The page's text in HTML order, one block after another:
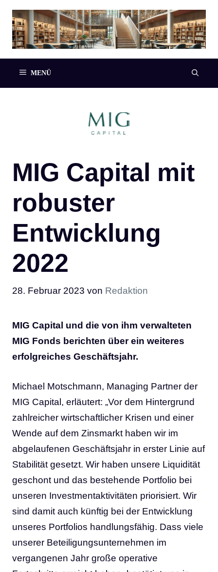
Inhalt
springen
MENÜ
MIG Capital mit
robuster
Entwicklung
2022
28. Februar 2023 von Redaktion
MIG Capital und die von ihm verwalteten
MIG Fonds berichten über ein weiteres
erfolgreiches Geschäftsjahr.
Michael Motschmann, Managing Partner der
MIG Capital, erläutert: „Vor dem Hintergrund
zahlreicher wirtschaftlicher Krisen und einer
Wende auf dem Zinsmarkt haben wir im
abgelaufenen Geschäftsjahr in erster Linie auf
Stabilität gesetzt. Wir haben unsere Liquidität
geschont und das bestehende Portfolio bei
unseren Investmentaktivitäten priorisiert. Wir
sind damit auch künftig bei der Entwicklung
unseres Portfolios handlungsfähig. Dass viele
unserer Beteiligungsunternehmen im
vergangenen Jahr große operative